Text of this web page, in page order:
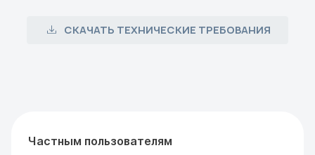
СКАЧАТЬ ТЕХНИЧЕСКИЕ ТРЕБОВАНИЯ
Частным пользователям